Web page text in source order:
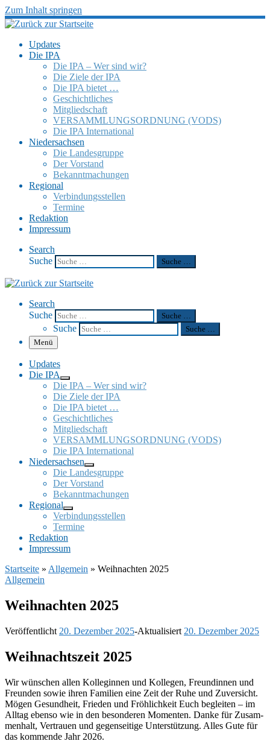
Zum Inhalt springen
Updates
Die IPA
Die IPA – Wer sind wir?
Die Ziele der IPA
Die IPA bietet …
Geschicht­li­ches
Mitglied­schaft
VERSAMMLUNGSORDNUNG (VODS)
Die IPA Inter­na­tio­nal
Nieder­sach­sen
Die Landes­gruppe
Der Vorstand
Bekannt­ma­chun­gen
Regio­nal
Verbin­dungs­stel­len
Termine
Redak­tion
Impres­sum
Search
Suche
Suche …
Search
Suche
Suche …
Suche
Suche …
Menü
Updates
Die IPA
Die IPA – Wer sind wir?
Die Ziele der IPA
Die IPA bietet …
Geschicht­li­ches
Mitglied­schaft
VERSAMMLUNGSORDNUNG (VODS)
Die IPA Inter­na­tio­nal
Nieder­sach­sen
Die Landes­gruppe
Der Vorstand
Bekannt­ma­chun­gen
Regio­nal
Verbin­dungs­stel­len
Termine
Redak­tion
Impres­sum
Startseite » Allgemein » Weihnachten 2025
Allgemein
Weih­nach­ten 2025
Veröffentlicht 20. Dezember 2025-Aktualisiert 20. Dezember 2025
Weih­nachts­zeit 2025
Wir wünschen allen Kolle­gin­nen und Kolle­gen, Freun­din­nen und
Freun­den sowie ihren Fami­lien eine Zeit der Ruhe und Zuver­sicht.
Mögen Gesund­heit, Frie­den und Fröh­lich­keit Euch beglei­ten – im
Alltag ebenso wie in den beson­de­ren Momen­ten. Danke für Zusam­
men­halt, Vertrauen und gegen­sei­tige Unter­stüt­zung. Alles Gute für
das kommende Jahr 2026.